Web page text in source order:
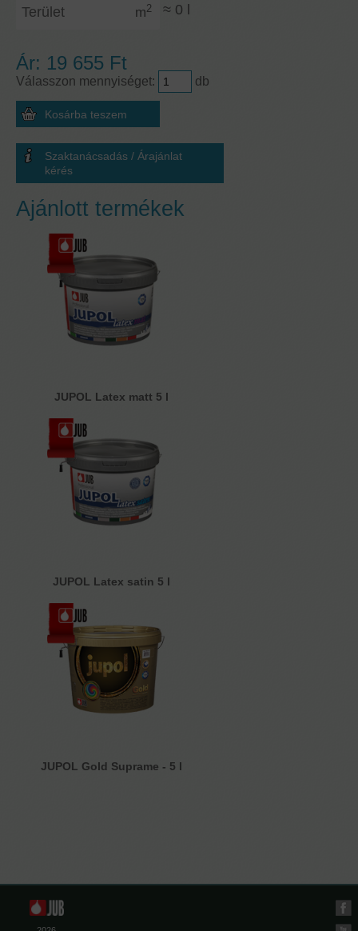
m2 ≈ 0 l
Ár: 19 655 Ft
Válasszon mennyiséget: db
Szaktanácsadás / Árajánlat
kérés
Ajánlott termékek
JUPOL Latex matt 5 l
JUPOL Latex satin 5 l
JUPOL Gold Suprame - 5 l